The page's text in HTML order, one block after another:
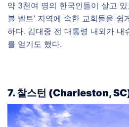
약 3천여 명의 한국인들이 살고 있
블 벨트’ 지역에 속한 교회들을 쉽
하다. 김대중 전 대통령 내외가 내
를 얻기도 했다.
7. 찰스턴 (Charleston,